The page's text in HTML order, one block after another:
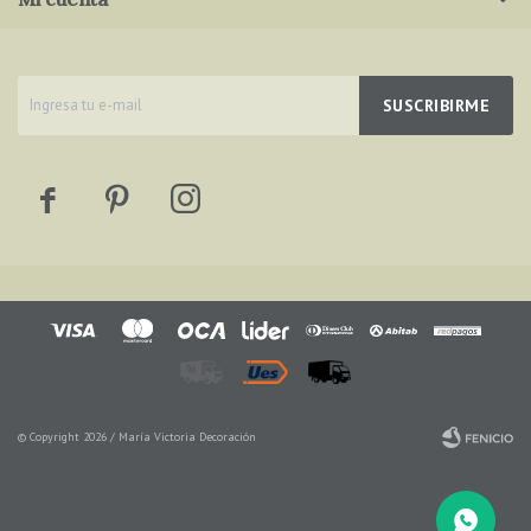
SUSCRIBIRME
  
© Copyright 2026 / María Victoria Decoración